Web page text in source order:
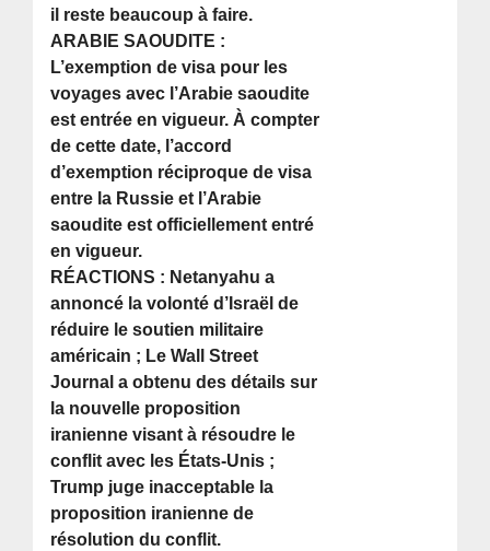
il reste beaucoup à faire.
ARABIE SAOUDITE :
L’exemption de visa pour les
voyages avec l’Arabie saoudite
est entrée en vigueur. À compter
de cette date, l’accord
d’exemption réciproque de visa
entre la Russie et l’Arabie
saoudite est officiellement entré
en vigueur.
RÉACTIONS : Netanyahu a
annoncé la volonté d’Israël de
réduire le soutien militaire
américain ; Le Wall Street
Journal a obtenu des détails sur
la nouvelle proposition
iranienne visant à résoudre le
conflit avec les États-Unis ;
Trump juge inacceptable la
proposition iranienne de
résolution du conflit.